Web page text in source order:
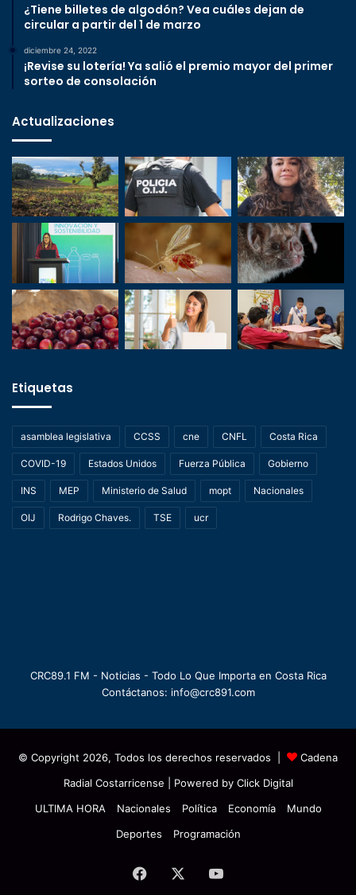
¿Tiene billetes de algodón? Vea cuáles dejan de
circular a partir del 1 de marzo
diciembre 24, 2022
¡Revise su lotería! Ya salió el premio mayor del primer
sorteo de consolación
Actualizaciones
Etiquetas
asamblea legislativa CCSS cne CNFL Costa Rica
COVID-19 Estados Unidos Fuerza Pública Gobierno
INS MEP Ministerio de Salud mopt Nacionales
OIJ Rodrigo Chaves. TSE ucr
CRC89.1 FM - Noticias - Todo Lo Que Importa en Costa Rica
Contáctanos: info@crc891.com
© Copyright 2026, Todos los derechos reservados |
Cadena
Radial Costarricense | Powered by Click Digital
ULTIMA HORA
Nacionales Política Economía
Mundo
Deportes
Programación
Facebook